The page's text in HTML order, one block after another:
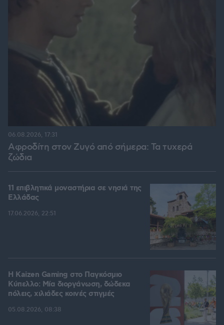
Αφροδίτη στον Ζυγό από σήμερα: Τα τυχερά
ζώδια
06.08.2026, 17:31
11 επιβλητικά μοναστήρια σε νησιά της
Ελλάδας
17.06.2026, 22:51
H Kaizen Gaming στο Παγκόσμιο
Kύπελλο: Μία διοργάνωση, δώδεκα
πόλεις, χιλιάδες κοινές στιγμές
05.08.2026, 08:38